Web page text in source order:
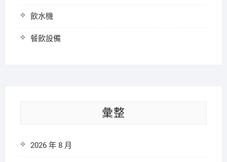
飲水機
餐飲設備
彙整
2026 年 8 月